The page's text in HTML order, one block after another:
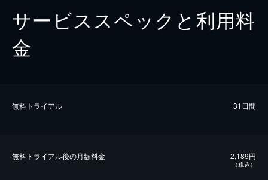
サービススペックと利用料
金
無料トライアル 31日間
無料トライアル後の⽉額料金 2,189円
（税込）